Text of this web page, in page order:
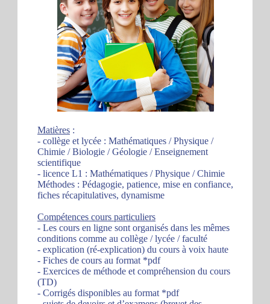
Matières :
- collège et lycée : Mathématiques / Physique /
Chimie / Biologie / Géologie / Enseignement
scientifique
- licence L1 : Mathématiques / Physique / Chimie
Méthodes : Pédagogie, patience, mise en confiance,
fiches récapitulatives, dynamisme
Compétences cours particuliers
- Les cours en ligne sont organisés dans les mêmes
conditions comme au collège / lycée / faculté
- explication (ré-explication) du cours à voix haute
- Fiches de cours au format *pdf
- Exercices de méthode et compréhension du cours
(TD)
- Corrigés disponibles au format *pdf